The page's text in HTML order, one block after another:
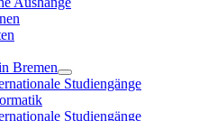
Bremen
Studiengänge
Studiengänge